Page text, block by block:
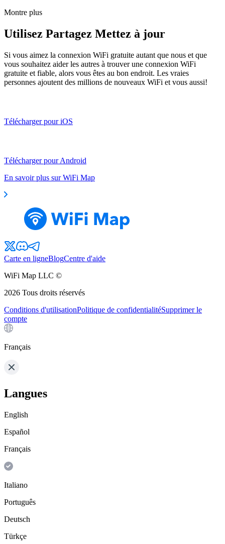
Montre plus
Utilisez Partagez Mettez à jour
Si vous aimez la connexion WiFi gratuite autant que nous et que
vous souhaitez aider les autres à trouver une connexion WiFi
gratuite et fiable, alors vous êtes au bon endroit. Les vraies
personnes ajoutent des millions de nouveaux WiFi et vous aussi!
Télécharger pour iOS
Télécharger pour Android
En savoir plus sur WiFi Map
Carte en ligneBlogCentre d'aide
WiFi Map LLC ©
2026 Tous droits réservés
Conditions d'utilisationPolitique de confidentialitéSupprimer le
compte
Français
Langues
English
Español
Français
Italiano
Português
Deutsch
Türkçe